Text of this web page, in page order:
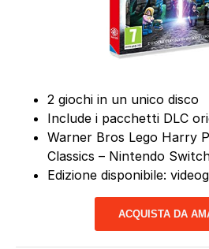
2 giochi in un unico disco
Include i pacchetti DLC
Warner Bros Lego Harry
Classics – Nintendo
Edizione disponibile:
ACQUISTA DA